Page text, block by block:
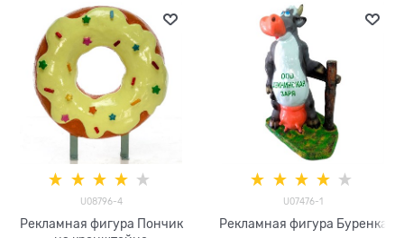
U08796-4
Рекламная фигура Пончик
U07476-1
Рекламная фигура Буренка